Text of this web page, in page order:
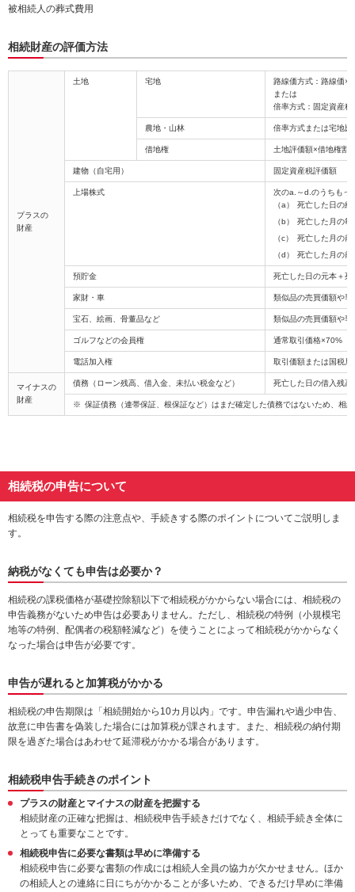
被相続人の葬式費用
相続財産の評価方法
プラスの
財産
土地 宅地
路線価方式：路線価×
または
倍率方式：固定資産
農地・山林 倍率方式または宅地比
借地権 土地評価額×借地権割
建物（自宅用） 固定資産税評価額
上場株式
次のa.～d.のうちもっ
死亡した日の終
死亡した月の毎
死亡した月の前
死亡した月の前
預貯金 死亡した日の元本＋
家財・車 類似品の売買価額や専
宝石、絵画、骨董品など 類似品の売買価額や専
ゴルフなどの会員権 通常取引価格×70%
電話加入権 取引価額または国税
マイナスの
財産
債務（ローン残高、借入金、未払い税金など） 死亡した日の借入残高
保証債務（連帯保証、根保証など）はまだ確定した債務ではないため、相
相続税の申告について
相続税を申告する際の注意点や、手続きする際のポイントについてご説明しま
す。
納税がなくても申告は必要か？
相続税の課税価格が基礎控除額以下で相続税がかからない場合には、相続税の
申告義務がないため申告は必要ありません。ただし、相続税の特例（小規模宅
地等の特例、配偶者の税額軽減など）を使うことによって相続税がかからなく
なった場合は申告が必要です。
申告が遅れると加算税がかかる
相続税の申告期限は「相続開始から10カ月以内」です。申告漏れや過少申告、
故意に申告書を偽装した場合には加算税が課されます。また、相続税の納付期
限を過ぎた場合はあわせて延滞税がかかる場合があります。
相続税申告手続きのポイント
プラスの財産とマイナスの財産を把握する
相続財産の正確な把握は、相続税申告手続きだけでなく、相続手続き全体に
とっても重要なことです。
相続税申告に必要な書類は早めに準備する
相続税申告に必要な書類の作成には相続人全員の協力が欠かせません。ほか
の相続人との連絡に日にちがかかることが多いため、できるだけ早めに準備